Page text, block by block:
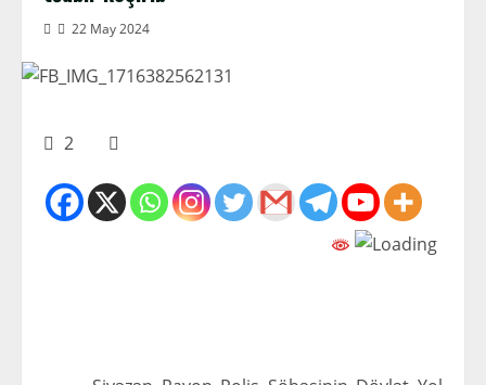
22 May 2024
2